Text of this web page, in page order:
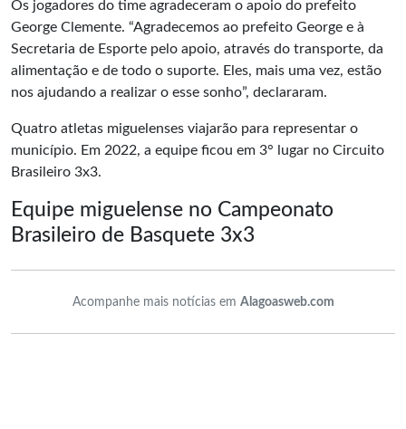
Os jogadores do time agradeceram o apoio do prefeito
George Clemente. “Agradecemos ao prefeito George e à
Secretaria de Esporte pelo apoio, através do transporte, da
alimentação e de todo o suporte. Eles, mais uma vez, estão
nos ajudando a realizar o esse sonho”, declararam.
Quatro atletas miguelenses viajarão para representar o
município. Em 2022, a equipe ficou em 3° lugar no Circuito
Brasileiro 3x3.
Equipe miguelense no Campeonato
Brasileiro de Basquete 3x3
Acompanhe mais notícias em Alagoasweb.com